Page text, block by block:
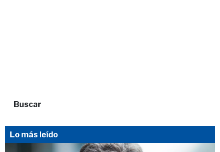
Buscar
Lo más leído